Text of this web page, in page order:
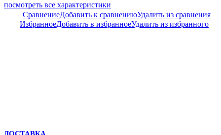
посмотреть все характеристики
СравнениеДобавить к сравнениюУдалить из сравнения
ИзбранноеДобавить в избранноеУдалить из избранного